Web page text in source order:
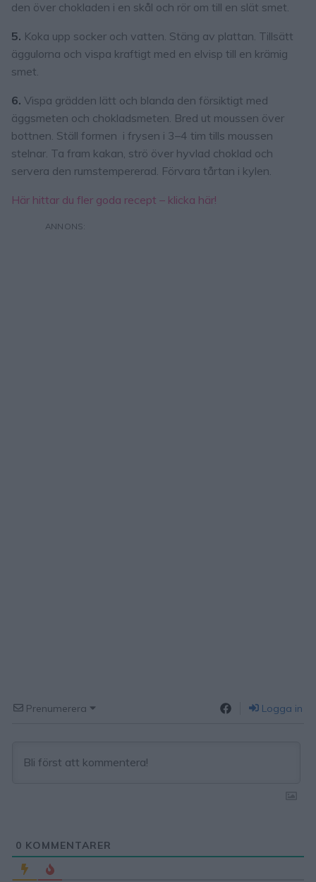
den över chokladen i en skål och rör om till en slät smet.
5. Koka upp socker och vatten. Stäng av plattan. Tillsätt
äggulorna och vispa kraftigt med en elvisp till en krämig
smet.
6. Vispa grädden lätt och blanda den försiktigt med
äggsmeten och chokladsmeten. Bred ut moussen över
bottnen. Ställ formen i frysen i 3–4 tim tills moussen
stelnar. Ta fram kakan, strö över hyvlad choklad och
servera den rumstempererad. Förvara tårtan i kylen.
Här hittar du fler goda recept – klicka här!
Prenumerera Logga in
0 KOMMENTARER